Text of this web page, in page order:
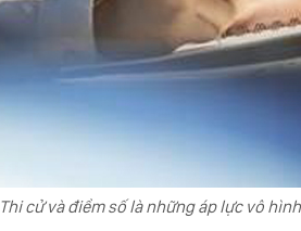
Thi cử và điểm số là những áp lực vô